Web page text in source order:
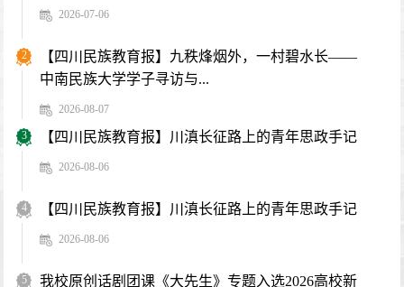
2026-07-06
2
【四川民族教育报】九秩烽烟外，一村碧水长——
中南民族大学学子寻访与...
2026-08-07
3 【四川民族教育报】川滇长征路上的青年思政手记
2026-08-06
4 【四川民族教育报】川滇长征路上的青年思政手记
2026-08-06
5 我校原创话剧团课《大先生》专题入选2026高校新